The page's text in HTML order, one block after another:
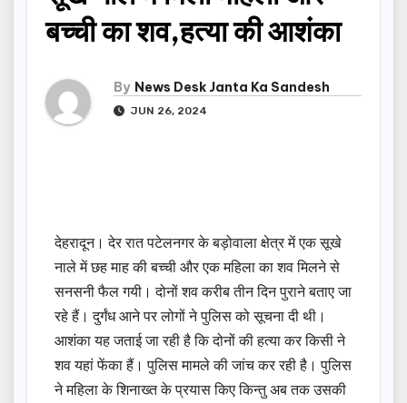
बच्ची का शव,हत्या की आशंका
By News Desk Janta Ka Sandesh
JUN 26, 2024
देहरादून। देर रात पटेलनगर के बड़ोवाला क्षेत्र में एक सूखे
नाले में छह माह की बच्ची और एक महिला का शव मिलने से
सनसनी फैल गयी। दोनों शव करीब तीन दिन पुराने बताए जा
रहे हैं। दुर्गंध आने पर लोगों ने पुलिस को सूचना दी थी।
आशंका यह जताई जा रही है कि दोनों की हत्या कर किसी ने
शव यहां फेंका हैं। पुलिस मामले की जांच कर रही है। पुलिस
ने महिला के शिनाख्त के प्रयास किए किन्तु अब तक उसकी